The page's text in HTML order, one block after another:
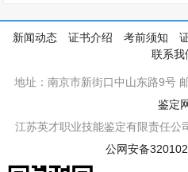
新闻动态 证书介绍 考前须知
联系我
地址：南京市新街口中山东路9号
鉴定
江苏英才职业技能鉴定有限责任
公网安备